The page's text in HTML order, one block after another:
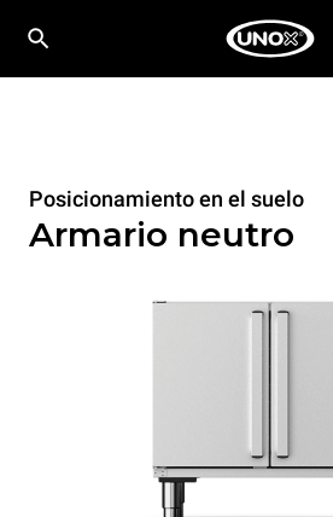
Posicionamiento en el suelo
Armario neutro